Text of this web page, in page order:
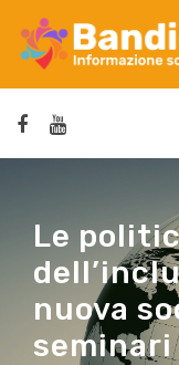
Le
nuova